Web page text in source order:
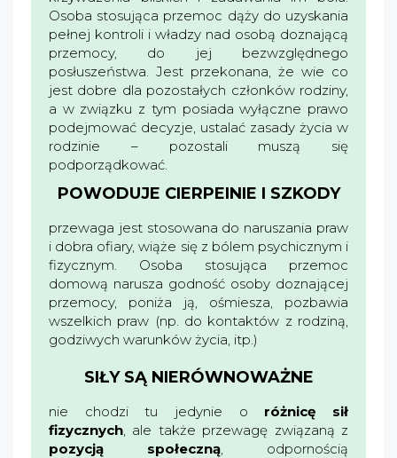
Osoba stosująca przemoc dąży do uzyskania
pełnej kontroli i władzy nad osobą doznającą
przemocy, do jej bezwzględnego
posłuszeństwa. Jest przekonana, że wie co
jest dobre dla pozostałych członków rodziny,
a w związku z tym posiada wyłączne prawo
podejmować decyzje, ustalać zasady życia w
rodzinie – pozostali muszą się
podporządkować.
POWODUJE CIERPEINIE I SZKODY
przewaga jest stosowana do naruszania praw
i dobra ofiary, wiąże się z bólem psychicznym i
fizycznym. Osoba stosująca przemoc
domową narusza godność osoby doznającej
przemocy, poniża ją, ośmiesza, pozbawia
wszelkich praw (np. do kontaktów z rodziną,
godziwych warunków życia, itp.)
SIŁY SĄ NIERÓWNOWAŻNE
nie chodzi tu jedynie o różnicę sił
fizycznych, ale także przewagę związaną z
pozycją społeczną, odpornością